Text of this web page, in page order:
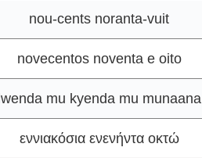
nou-cents noranta-vuit
novecentos noventa e oito
lwenda mu kyenda mu munaana
εννιακόσια ενενήντα οκτώ